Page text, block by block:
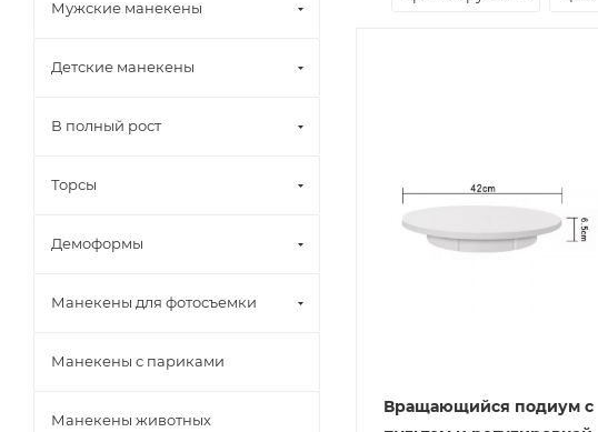
Вращающийся подиум с
Мужские манекены
Детские манекены
В полный рост
Торсы
Демоформы
Манекены для фотосъемки
Манекены с париками
Манекены животных